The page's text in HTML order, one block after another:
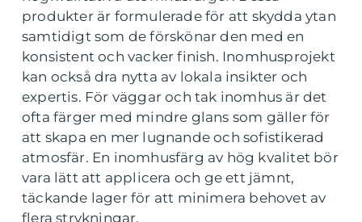
produkter är formulerade för att skydda ytan
samtidigt som de förskönar den med en
konsistent och vacker finish. Inomhusprojekt
kan också dra nytta av lokala insikter och
expertis. För väggar och tak inomhus är det
ofta färger med mindre glans som gäller för
att skapa en mer lugnande och sofistikerad
atmosfär. En inomhusfärg av hög kvalitet bör
vara lätt att applicera och ge ett jämnt,
täckande lager för att minimera behovet av
flera strykningar.